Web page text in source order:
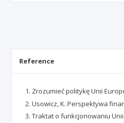
Reference
Zrozumieć politykę Unii
Usowicz, K. Perspektywa
Traktat o funkcjonowaniu